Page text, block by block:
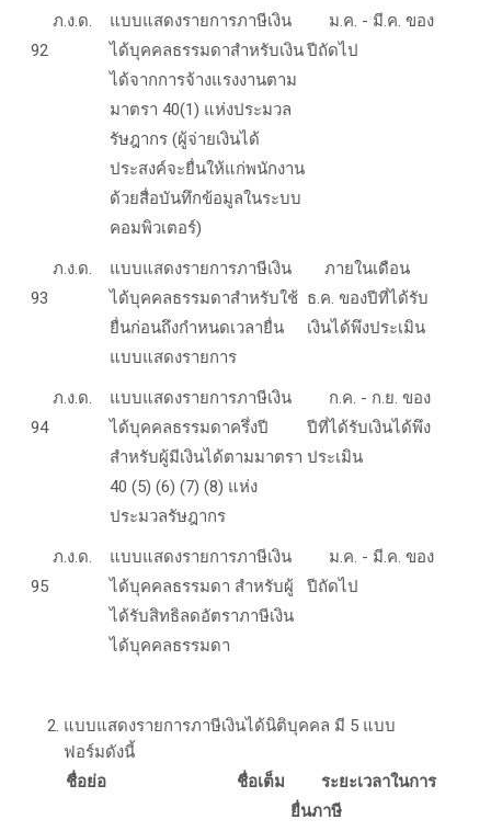
ภ.ง.ด.
92
แบบแสดงรายการภาษีเงิน
ได้บุคคลธรรมดาสำหรับเงิน
ได้จากการจ้างแรงงานตาม
มาตรา 40(1) แห่งประมวล
รัษฎากร (ผู้จ่ายเงินได้
ประสงค์จะยื่นให้แก่พนักงาน
ด้วยสื่อบันทึกข้อมูลในระบบ
คอมพิวเตอร์)
ม.ค. - มี.ค. ของ
ปีถัดไป
ภ.ง.ด.
93
แบบแสดงรายการภาษีเงิน
ได้บุคคลธรรมดาสำหรับใช้
ยื่นก่อนถึงกำหนดเวลายื่น
แบบแสดงรายการ
ภายในเดือน
ธ.ค. ของปีที่ได้รับ
เงินได้พึงประเมิน
ภ.ง.ด.
94
แบบแสดงรายการภาษีเงิน
ได้บุคคลธรรมดาครึ่งปี
สำหรับผู้มีเงินได้ตามมาตรา
40 (5) (6) (7) (8) แห่ง
ประมวลรัษฎากร
ก.ค. - ก.ย. ของ
ปีที่ได้รับเงินได้พึง
ประเมิน
ภ.ง.ด.
95
แบบแสดงรายการภาษีเงิน
ได้บุคคลธรรมดา สำหรับผู้
ได้รับสิทธิลดอัตราภาษีเงิน
ได้บุคคลธรรมดา
ม.ค. - มี.ค. ของ
ปีถัดไป
แบบแสดงรายการภาษีเงินได้นิติบุคคล มี 5 แบบ
ฟอร์มดังนี้
ชื่อย่อ
ชื่อเต็ม
ระยะเวลาในการ
ยื่นภาษี